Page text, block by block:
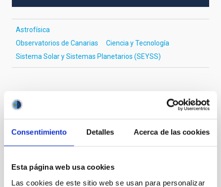
Consentimiento Detalles Acerca de las cookies
Esta página web usa cookies
Las cookies de este sitio web se usan para personalizar
Astrofísica
Observatorios de Canarias
Ciencia y Tecnología
Sistema Solar y Sistemas Planetarios (SEYSS)
It may interest you